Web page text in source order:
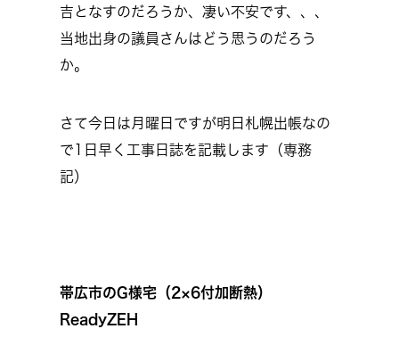
吉となすのだろうか、凄い不安です、、、
当地出身の議員さんはどう思うのだろう
か。
さて今日は月曜日ですが明日札幌出帳なの
で1日早く工事日誌を記載します（専務
記）
帯広市のG様宅（2×6付加断熱）
ReadyZEH